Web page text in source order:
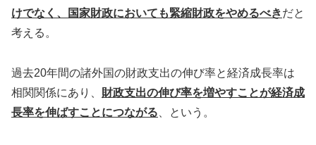
けでなく、国家財政においても緊縮財政をやめるべきだと
考える。
過去20年間の諸外国の財政支出の伸び率と経済成長率は
相関関係にあり、 財政支出の伸び率を増やすことが経済成
長率を伸ばすことにつながる 、という。